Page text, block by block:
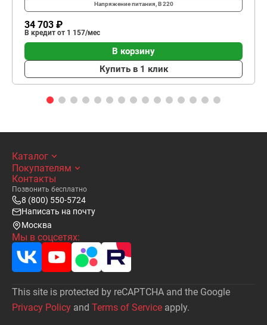
Напряжение питания, В220
34 703 ₽
В кредит от 1 157/мес
В корзину
Купить в 1 клик
Каталог
Покупателям
Контакты
Позвонить бесплатно
8 (800) 550-5724
Написать на почту
Москва
Мы в соцсетях:
This site is protected by reCAPTCHA and the Google
Privacy Policy and Terms of Service apply.